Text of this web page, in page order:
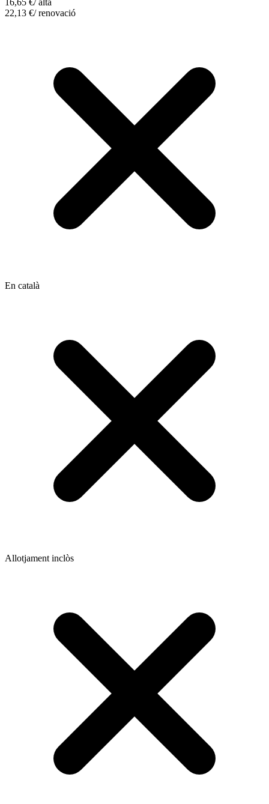
16,65 €/ alta
22,13 €/ renovació
En català
Allotjament inclòs